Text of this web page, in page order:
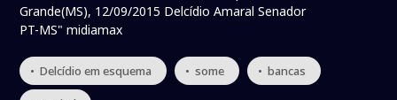
Grande(MS), 12/09/2015 Delcídio Amaral Senador
PT-MS" midiamax
• Delcídio em esquema • some • bancas